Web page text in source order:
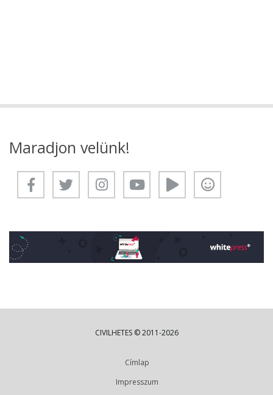
Maradjon velünk!
CIVILHETES © 2011-2026
Címlap
Impresszum